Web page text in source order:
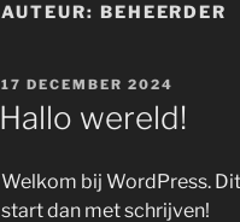
AUTEUR: BEHEERDER
GEPLAATST
OP
17 DECEMBER 2024
Hallo wereld!
Welkom bij WordPress.
start dan met schrijven!